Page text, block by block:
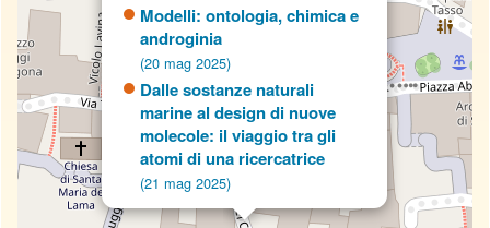
Modelli: ontologia, chimica e
androginia
(20 mag 2025)
Dalle sostanze naturali
marine al design di nuove
molecole: il viaggio tra gli
atomi di una ricercatrice
(21 mag 2025)